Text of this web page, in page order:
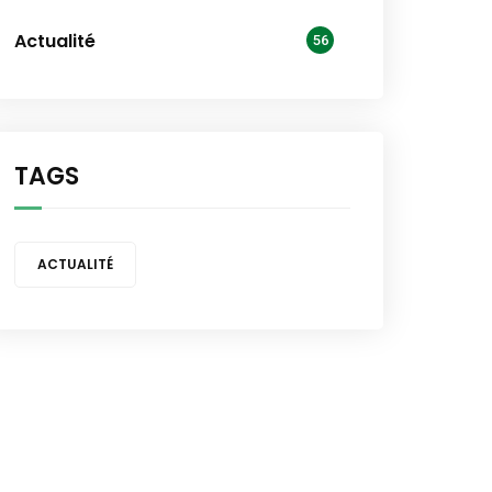
Actualité 56
TAGS
ACTUALITÉ